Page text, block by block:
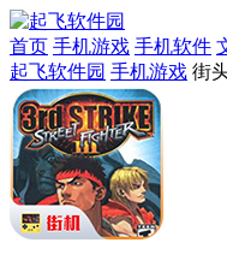
首页 手机游戏 手机软件
起飞软件园 手机游戏 街